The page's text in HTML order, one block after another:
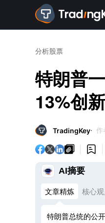
分析股票
特朗普
13%创
TradingKey 作
 
AI摘要
文章精炼 核心
特朗普总统的公